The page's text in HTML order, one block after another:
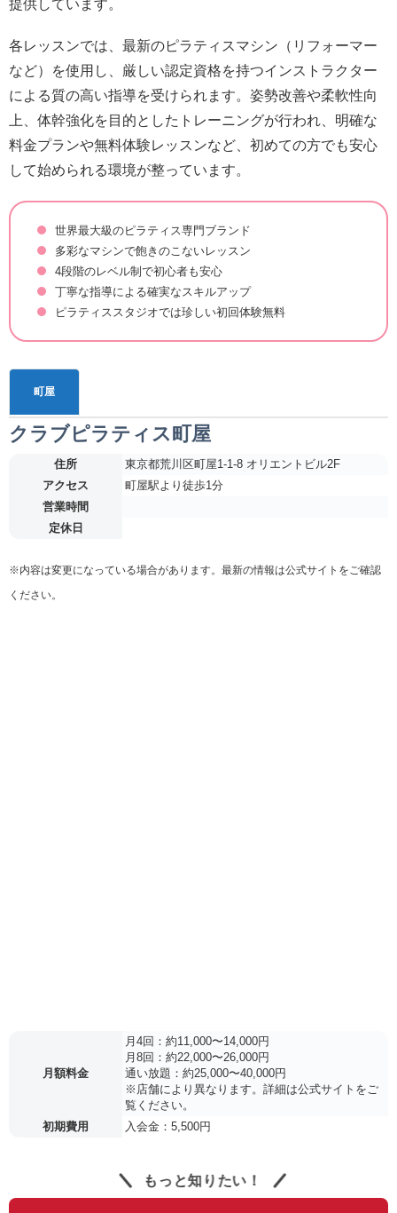
提供しています。
各レッスンでは、最新のピラティスマシン（リフォーマー
など）を使用し、厳しい認定資格を持つインストラクター
による質の高い指導を受けられます。姿勢改善や柔軟性向
上、体幹強化を目的としたトレーニングが行われ、明確な
料金プランや無料体験レッスンなど、初めての方でも安心
して始められる環境が整っています。
世界最大級のピラティス専門ブランド
多彩なマシンで飽きのこないレッスン
4段階のレベル制で初心者も安心
丁寧な指導による確実なスキルアップ
ピラティススタジオでは珍しい初回体験無料
町屋
クラブピラティス町屋
住所
東京都荒川区町屋1-1-8 オリエントビル2F
アクセス
町屋駅より徒歩1分
営業時間
定休日
※内容は変更になっている場合があります。最新の情報は公式サイトをご確認
ください。
月額料金
月4回：約11,000〜14,000円
月8回：約22,000〜26,000円
通い放題：約25,000〜40,000円
※店舗により異なります。詳細は公式サイトをご
覧ください。
初期費用
入会金：5,500円
もっと知りたい！